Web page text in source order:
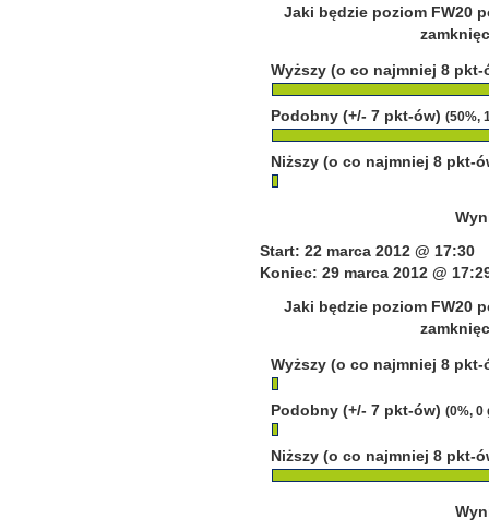
Jaki będzie poziom FW20
Wyższy (o co najmniej 8
Podobny (+/- 7 pkt-ów) (50%,
Niższy (o co najmniej 8 pkt-
Start: 22 marca 2012 @ 17:30
Koniec: 29 marca 2012 @
Jaki będzie poziom FW20
Wyższy (o co najmniej 8
Podobny (+/- 7 pkt-ów) (0%, 0
Niższy (o co najmniej 8 pkt-